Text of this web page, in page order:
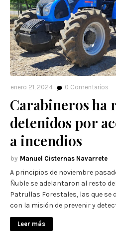
enero 21, 2024 0 Comentarios
Carabineros ha
detenidos por
a incendios
Manuel Cisternas Navarrete
A principios de noviembre
Ñuble se adelantaron al resto
Patrullas Forestales, las que se
con la misión de prevenir y
Leer más